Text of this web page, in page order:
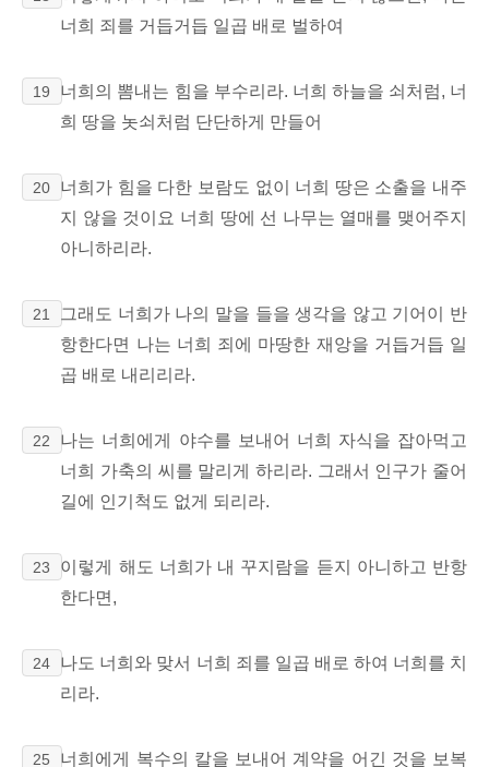
너희 죄를 거듭거듭 일곱 배로 벌하여
19
너희의 뽐내는 힘을 부수리라. 너희 하늘을 쇠처럼, 너
희 땅을 놋쇠처럼 단단하게 만들어
20
너희가 힘을 다한 보람도 없이 너희 땅은 소출을 내주
지 않을 것이요 너희 땅에 선 나무는 열매를 맺어주지
아니하리라.
21
그래도 너희가 나의 말을 들을 생각을 않고 기어이 반
항한다면 나는 너희 죄에 마땅한 재앙을 거듭거듭 일
곱 배로 내리리라.
22
나는 너희에게 야수를 보내어 너희 자식을 잡아먹고
너희 가축의 씨를 말리게 하리라. 그래서 인구가 줄어
길에 인기척도 없게 되리라.
23
이렇게 해도 너희가 내 꾸지람을 듣지 아니하고 반항
한다면,
24
나도 너희와 맞서 너희 죄를 일곱 배로 하여 너희를 치
리라.
25 너희에게 복수의 칼을 보내어 계약을 어긴 것을 보복